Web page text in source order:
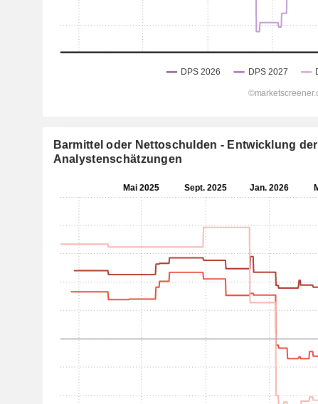
Barmittel oder Nettoschulden - Entwicklung der
Analystenschätzungen